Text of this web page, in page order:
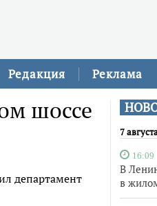
Редакция Реклама
7
16:09
В
в
шоссе
департамент